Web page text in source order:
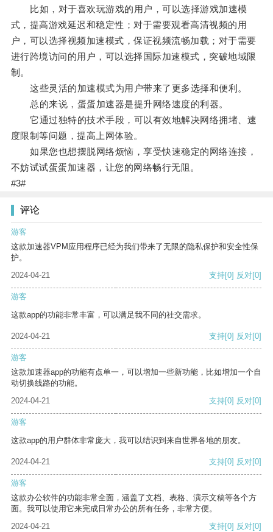
比如，对于喜欢玩游戏的用户，可以选择游戏加速模
式，提高游戏延迟和稳定性；对于需要观看高清视频的用
户，可以选择视频加速模式，保证视频流畅加载；对于需要
进行跨境访问的用户，可以选择国际加速模式，突破地域限
制。
这些灵活的加速模式为用户带来了更多选择和便利。
总的来说，蛋蛋加速器是提升网络速度的利器。
它通过独特的技术手段，可以有效地解决网络拥堵、速
度限制等问题，提高上网体验。
如果您也想摆脱网络烦恼，享受快速稳定的网络连接，
不妨试试蛋蛋加速器，让您的网络畅行无阻。
#3#
评论
游客
这款加速器VPM应用程序已经为我们带来了无限的隐私保护和安全性保
护。
2024-04-21
支持[0] 反对[0]
游客
这款app的功能非常丰富，可以满足我不同的社交需求。
2024-04-21 支持[0] 反对[0]
游客
这款加速器app的功能有点单一，可以增加一些新功能，比如增加一个自
动切换线路的功能。
2024-04-21
支持[0] 反对[0]
游客
这款app的用户群体非常庞大，我可以结识到来自世界各地的朋友。
2024-04-21 支持[0] 反对[0]
游客
这款办公软件的功能非常全面，涵盖了文档、表格、演示文稿等各个方
面。我可以使用它来完成日常办公的所有任务，非常方便。
2024-04-21
支持[0] 反对[0]